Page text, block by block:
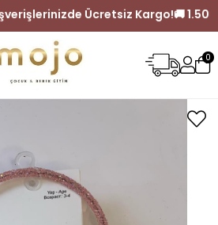
Alışverişlerinizde Ücretsiz Kargo!
0